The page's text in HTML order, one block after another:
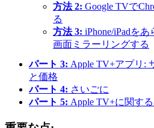
方法 2: Google TVで
る
方法 3: iPhone/iPadを
画面ミラーリングする
パート 3: Apple TV+アプリ:
と価格
パート 4: さいごに
パート 5: Apple TV+に関す